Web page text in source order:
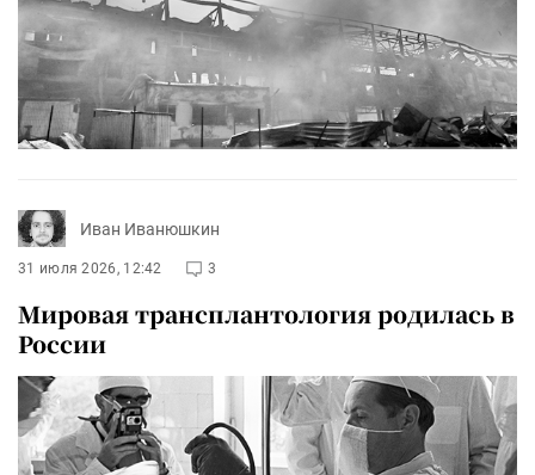
Иван Иванюшкин
31 июля 2026, 12:42 3
Мировая трансплантология родилась в
России